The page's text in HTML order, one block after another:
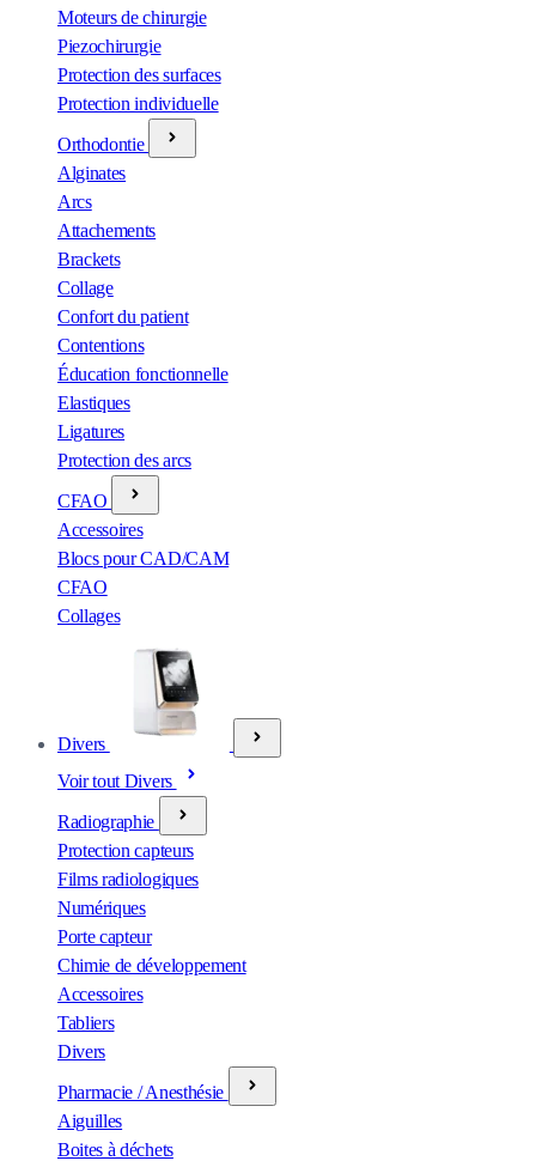
Moteurs de chirurgie
Piezochirurgie
Protection des surfaces
Protection individuelle
Orthodontie
Alginates
Arcs
Attachements
Brackets
Collage
Confort du patient
Contentions
Éducation fonctionnelle
Elastiques
Ligatures
Protection des arcs
CFAO
Accessoires
Blocs pour CAD/CAM
CFAO
Collages
Divers
Voir tout Divers
Radiographie
Protection capteurs
Films radiologiques
Numériques
Porte capteur
Chimie de développement
Accessoires
Tabliers
Divers
Pharmacie / Anesthésie
Aiguilles
Boites à déchets